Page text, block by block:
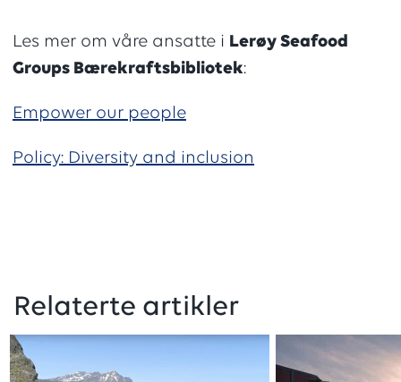
Les mer om våre ansatte i Lerøy Seafood
Groups Bærekraftsbibliotek:
Empower our people
Policy: Diversity and inclusion
Relaterte artikler